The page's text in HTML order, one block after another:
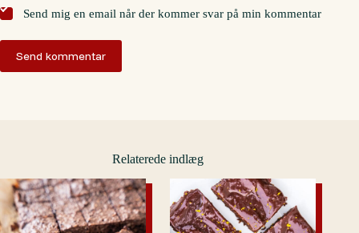
Send mig en email når der kommer svar på min kommentar
Send kommentar
Relaterede indlæg